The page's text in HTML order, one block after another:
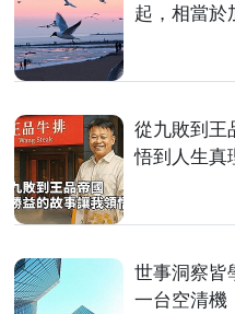
起，相當於
從九敗到王
悟到人生真
世事洞察皆
一台空清機